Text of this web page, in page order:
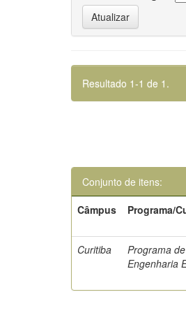
Resultado 1-1 de 1.
Conjunto de itens:
Câmpus
Programa/
Curitiba
Programa
Engenharia